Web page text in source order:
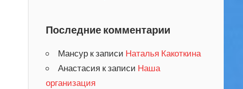
Последние комментарии
Мансурк записи Наталья Какоткина
Анастасия к записи Наша
организация